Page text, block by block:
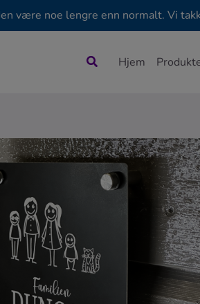
være noe lengre enn normalt. Vi
Søk Hjem